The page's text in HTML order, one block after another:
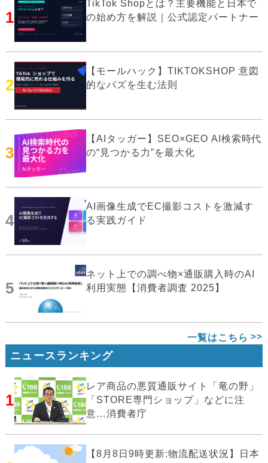
1
TikTok Shopとは？主要機能と日本で
の始め方を解説｜公式認定パートナー
2
【モールハック】TIKTOKSHOP 意図
的なバズを生む法則
3
【AIタッガー】SEO×GEO AI検索時代
の“見つかる力”を最大化
4
AI画像生成でEC撮影コストを激減す
る実践ガイド
5
ネット上での調べ物×通販購入時のAI
利用実態【消費者調査 2025】
一覧はこちら
ニュースランキング
1
レア商品の悪質通販サイト「竜の野」
「STORE専門ショップ」などに注
意…消費者庁
【8月8日9時更新:物流配送状況】日本